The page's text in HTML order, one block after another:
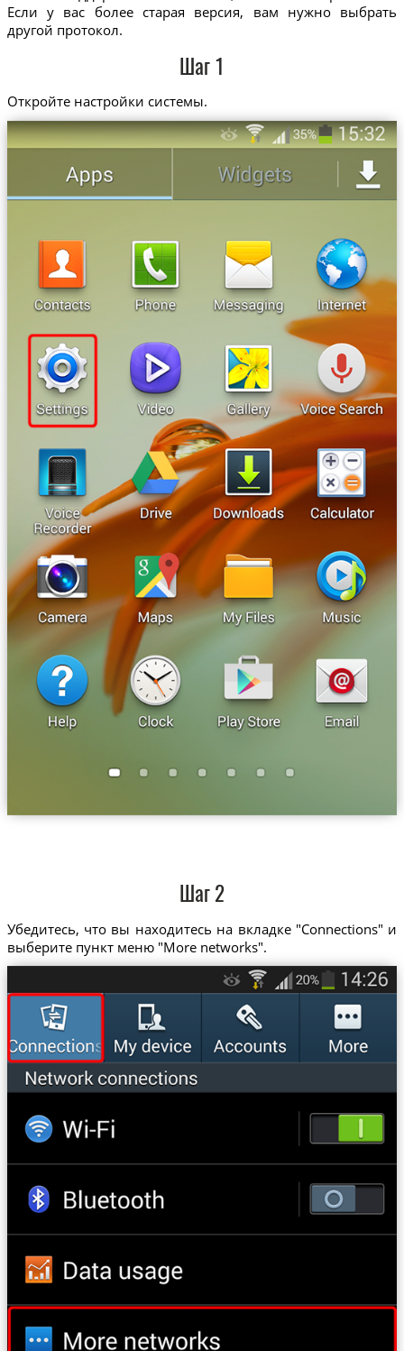
Если у вас более старая версия, вам нужно выбрать
другой протокол.
Шаг 1
Откройте настройки системы.
Шаг 2
Убедитесь, что вы находитесь на вкладке "Connections" и
выберите пункт меню "More networks".